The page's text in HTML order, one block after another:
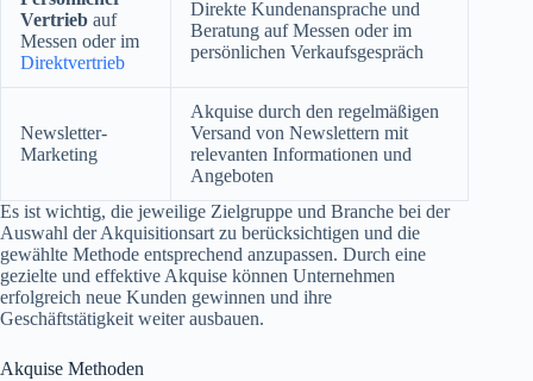
Vertrieb auf
Messen oder im
Direktvertrieb
Direkte Kundenansprache und
Beratung auf Messen oder im
persönlichen Verkaufsgespräch
Newsletter-
Marketing
Akquise durch den regelmäßigen
Versand von Newslettern mit
relevanten Informationen und
Angeboten
Es ist wichtig, die jeweilige Zielgruppe und Branche bei der
Auswahl der Akquisitionsart zu berücksichtigen und die
gewählte Methode entsprechend anzupassen. Durch eine
gezielte und effektive Akquise können Unternehmen
erfolgreich neue Kunden gewinnen und ihre
Geschäftstätigkeit weiter ausbauen.
Akquise Methoden